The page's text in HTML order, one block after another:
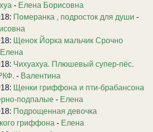
- Елена Борисовна
Померанка , подросток для души -
Щенок Йорка мальчик Срочно
Елена
Чихуахуа. Плюшевый супер-пёс.
- Валентина
Щенки гриффона и пти-брабансона
подпалые - Елена
Подрощенная девочка
гриффона - Елена